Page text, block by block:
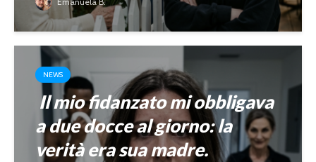
NEWS
Il mio fidanzato mi obbligava
a due docce al giorno: la
verità era sua madre.